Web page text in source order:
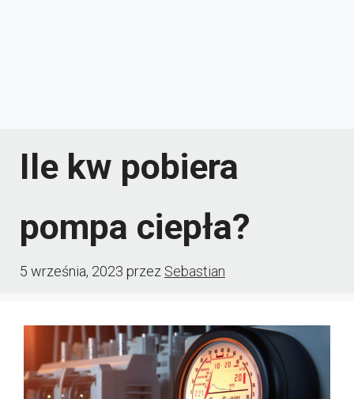
Ile kw pobiera
pompa ciepła?
5 września, 2023 przez Sebastian